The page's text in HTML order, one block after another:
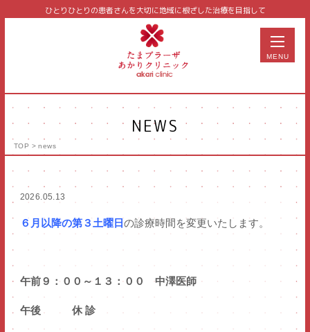
ひとりひとりの患者さんを大切に地域に根ざした治療を目指して
美容皮膚科
皮膚科
形成外科
予防医学
サプリメント・コスメ
MENU
NEWS
TOP >news
2026.05.13
６月以降の第３土曜日の診療時間を変更いたします。
午前９：００～１３：００ 中澤医師
午後 休 診